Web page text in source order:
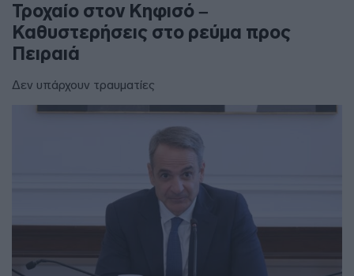
Τροχαίο στον Κηφισό –
Καθυστερήσεις στο ρεύμα προς
Πειραιά
Δεν υπάρχουν τραυματίες